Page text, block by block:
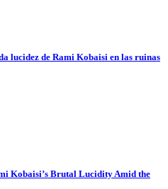
lucidez de Rami Kobaisi en las ruinas
Kobaisi’s Brutal Lucidity Amid the